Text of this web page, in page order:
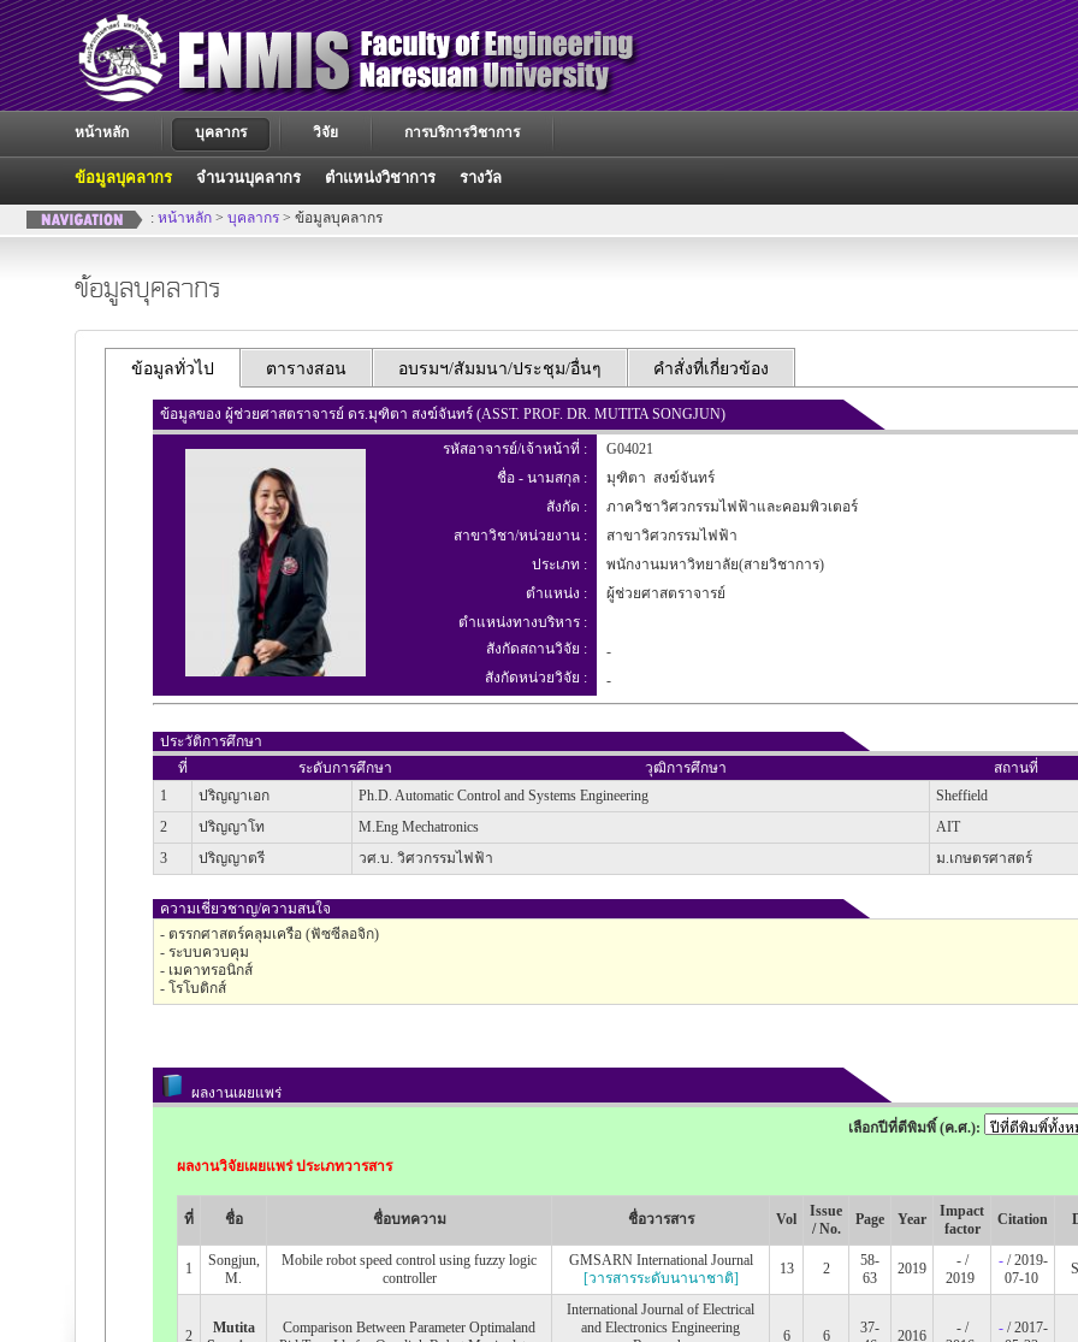
หน้าหลัก บุคลากร
ข้อมูลบุคลากร จำนวนบุคลากร ตำแหน่งวิชาการ รางวัล
วิจัย การบริการวิชาการ
: หน้าหลัก > บุคลากร > ข้อมูลบุคลากร
ข้อมูลบุคลากร
ข้อมูลทั่วไป ตารางสอน อบรมฯ/สัมมนา/ประชุม/อื่นๆ คำสั่งที่เกี่ยวข้อง
ข้อมูลของ ผู้ช่วยศาสตราจารย์ ดร.มุฑิตา สงฆ์จันทร์ (ASST. PROF. DR. MUTITA SONGJUN)
รหัสอาจารย์/เจ้าหน้าที่ :
G04021
ชื่อ - นามสกุล :
มุฑิตา สงฆ์จันทร์
สังกัด :
ภาควิชาวิศวกรรมไฟฟ้าและคอมพิวเตอร์
สาขาวิชา/หน่วยงาน :
สาขาวิศวกรรมไฟฟ้า
ประเภท :
พนักงานมหาวิทยาลัย(สายวิชาการ)
ตำแหน่ง :
ผู้ช่วยศาสตราจารย์
ตำแหน่งทางบริหาร :
สังกัดสถานวิจัย :
-
สังกัดหน่วยวิจัย :
-
ประวัติการศึกษา
ที่
ระดับการศึกษา วุฒิการศึกษา
สถานที่
1
ปริญญาเอก Ph.D. Automatic Control and Systems Engineering
Sheffield
2
ปริญญาโท M.Eng Mechatronics
AIT
3
ปริญญาตรี วศ.บ. วิศวกรรมไฟฟ้า ม.เกษตรศาสตร์
ความเชี่ยวชาญ/ความสนใจ
- ตรรกศาสตร์คลุมเครือ (ฟัซซีลอจิก)
- ระบบควบคุม
- เมคาทรอนิกส์
- โรโบติกส์
ผลงานเผยแพร่
เลือกปีที่ตีพิมพิ์ (ค.ศ.):
ผลงานวิจัยเผยแพร่ ประเภทวารสาร
ที่ ชื่อ ชื่อบทความ ชื่อวารสาร Vol
Issue
/ No.
Page Year
Impact
factor
Citation
1
Songjun,
M.
Mobile robot speed control using fuzzy logic
controller
GMSARN International Journal
[วารสารระดับนานาชาติ]
13 2
58-
63
2019
- /
2019
-/ 2019-
07-10
2
Mutita
Comparison Between Parameter Optimaland
International Journal of Electrical
and Electronics Engineering
6 6
37-
2016
- /
-/ 2017-